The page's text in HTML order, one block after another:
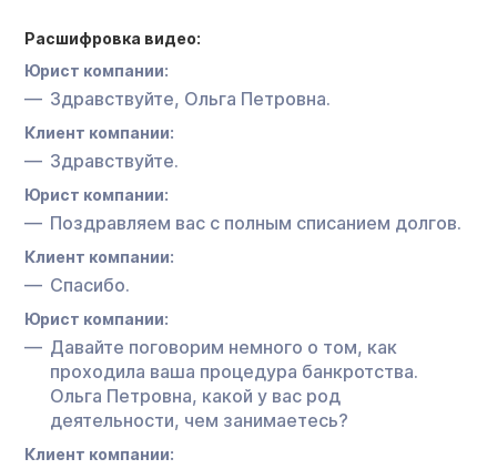
Расшифровка видео:
Юрист компании:
Здравствуйте, Ольга Петровна.
Клиент компании:
Здравствуйте.
Юрист компании:
Поздравляем вас с полным списанием долгов.
Клиент компании:
Спасибо.
Юрист компании:
Давайте поговорим немного о том, как
проходила ваша процедура банкротства.
Ольга Петровна, какой у вас род
деятельности, чем занимаетесь?
Клиент компании: